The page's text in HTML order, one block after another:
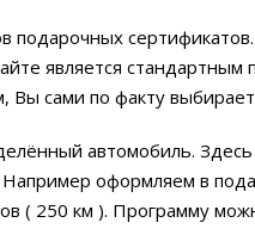
подарочных
является
Вы сами по факту
автомобиль.
Например оформляем в
( 250 км ). Программу